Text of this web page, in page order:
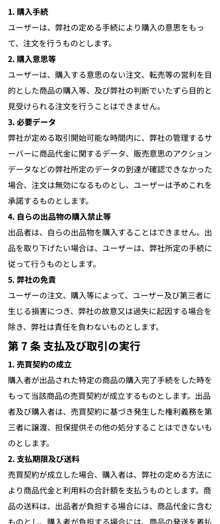
1. 購入手続
ユーザーは、弊社の定める手続により購入の意思をもっ
て、注文を行うものとします。
2. 購入意思等
ユーザーは、購入する意思のない注文、転売等の営利を目
的とした商品の購入等、及び弊社の判断でいたずら目的と
見受けられる注文を行うことはできません。
3. 必要データ
弊社が定める取引開始可能な時間内に、弊社の管理するサ
ーバーに商品代金に関するデータ、販売意思のアクション
データなどの弊社所定のデータの到達が確認できなかった
場合、注文は無効になるものとし、ユーザーは予めこれを
承諾するものとします。
4. 自らの出品物の購入禁止等
出品者は、自らの出品物を購入することはできません。出
品を取り下げたい場合は、ユーザーは、弊社所定の手続に
従って行うものとします。
5. 弊社の免責
ユーザーの注文、購入等によって、ユーザー及び第三者に
生じる損害につき、弊社の故意又は過失に起因する場合を
除き、弊社は責任を負わないものとします。
第 7 条 支払及び取引の実行
1. 売買契約の成立
購入者が出品された特定の商品の購入完了手続をした時を
もって当該商品の売買契約が成立するものとします。出品
者及び購入者は、売買契約に基づき発生した権利義務を第
三者に譲渡、担保提供その他の処分することはできないも
のとします。
2. 支払期限及び送料
売買契約が成立した場合、購入者は、弊社の定める方法に
より商品代金と利用料の合計額を支払うものとします。商
品の送料は、出品者が負担する場合には、商品代金に含む